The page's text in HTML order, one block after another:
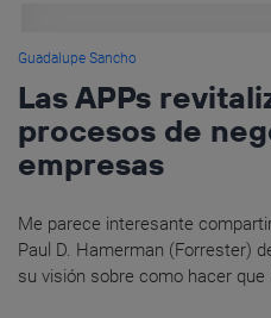
Guadalupe Sancho
Las APPs
procesos de
empresas
Me parece interesante
Paul D. Hamerman (Forrester)
su visión sobre como hacer